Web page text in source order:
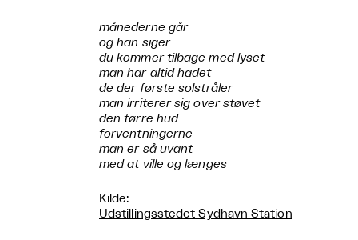
månederne går
og han siger
du kommer tilbage med lyset
man har altid hadet
de der første solstråler
man irriterer sig over støvet
den tørre hud
forventningerne
man er så uvant
med at ville og længes
Kilde:
Udstillingsstedet Sydhavn Station